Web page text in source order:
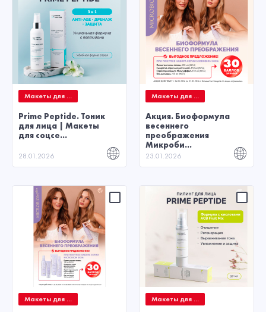
Макеты для ...
Prime Peptide. Тоник
для лица | Макеты
для соцсе...
28.01.2026
Макеты для ...
Акция. Биоформула
весеннего
преображения
Микроби...
23.01.2026
Макеты для ... Макеты для ...